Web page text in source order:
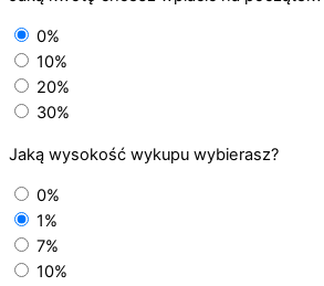
0%
10%
20%
30%
Jaką wysokość wykupu wybierasz?
0%
1%
7%
10%